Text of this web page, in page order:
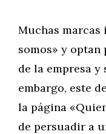
Muchas marcas
somos» y
de la empresa
embargo, este
la página
de persuadir a